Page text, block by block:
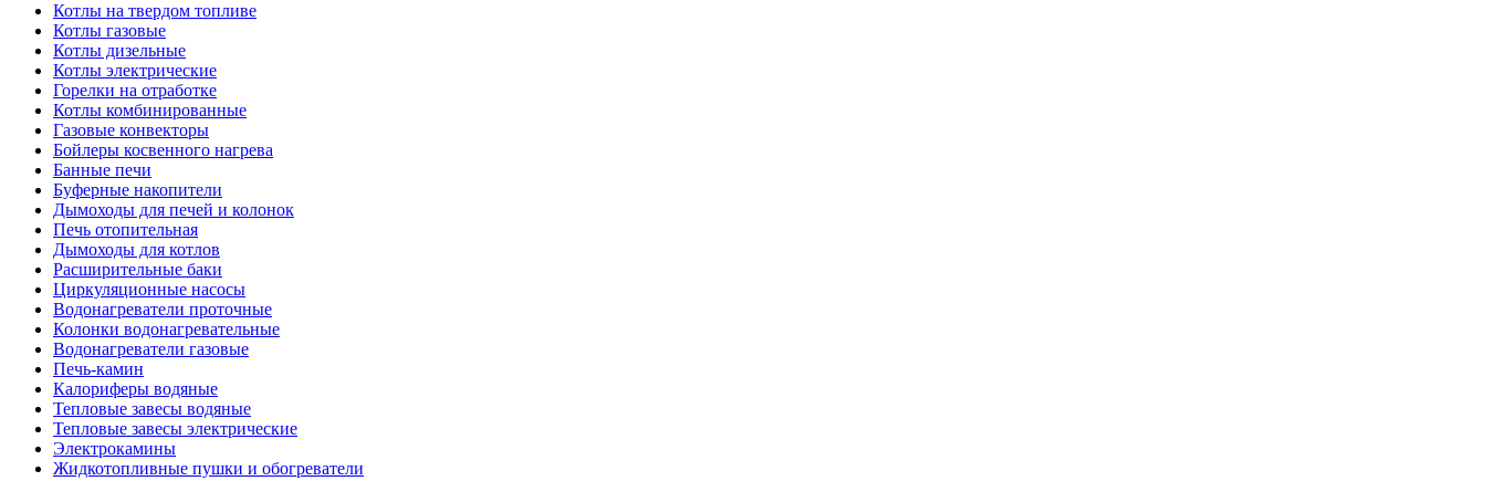
Котлы на твердом топливе
Котлы газовые
Котлы дизельные
Котлы электрические
Горелки на отработке
Котлы комбинированные
Газовые конвекторы
Бойлеры косвенного нагрева
Банные печи
Буферные накопители
Дымоходы для печей и колонок
Печь отопительная
Дымоходы для котлов
Расширительные баки
Циркуляционные насосы
Водонагреватели проточные
Колонки водонагревательные
Водонагреватели газовые
Печь-камин
Калориферы водяные
Тепловые завесы водяные
Тепловые завесы электрические
Электрокамины
Жидкотопливные пушки и обогреватели